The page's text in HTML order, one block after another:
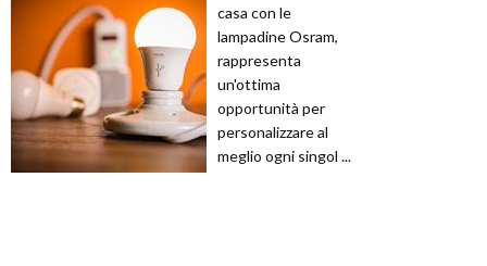
casa con le
lampadine Osram,
rappresenta
un'ottima
opportunità per
personalizzare al
meglio ogni singol ...